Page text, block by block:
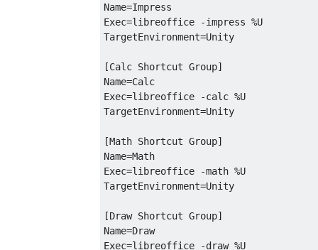
Name=Impress
Exec=libreoffice -impress %U
TargetEnvironment=Unity
[Calc Shortcut Group]
Name=Calc
Exec=libreoffice -calc %U
TargetEnvironment=Unity
[Math Shortcut Group]
Name=Math
Exec=libreoffice -math %U
TargetEnvironment=Unity
[Draw Shortcut Group]
Name=Draw
Exec=libreoffice -draw %U